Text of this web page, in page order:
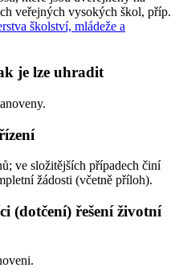
veřejných vysokých škol, příp.
školství, mládeže a
je lze uhradit
ve složitějších případech činí
žádosti (včetně příloh).
(dotčení) řešení životní